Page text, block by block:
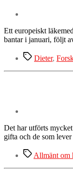
Ett europeiskt
bantar i januari, följt
Etiketter
Dieter,
Det har utförts
gifta och de som
Etiketter
Allmänt om